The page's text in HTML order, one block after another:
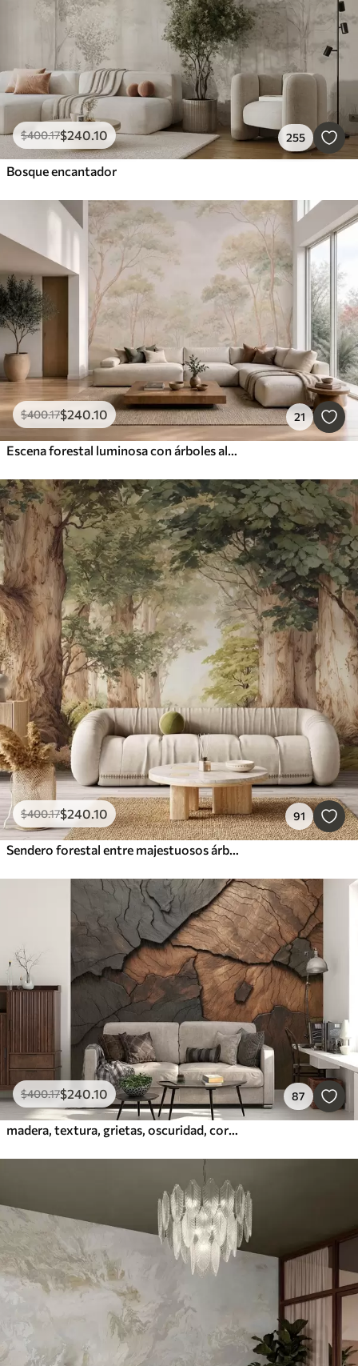
Inteligente
Borrar todos los filtros
$400.17$240 .10 255
Bosque encantador
$400.17$240.10 21
Escena forestal luminosa con árboles altos
$400.17$240.10 91
Sendero forestal entre majestuosos árboles en estilo acuarela
$400.17$240.10 87
madera, textura, grietas, oscuridad, corteza, superficie